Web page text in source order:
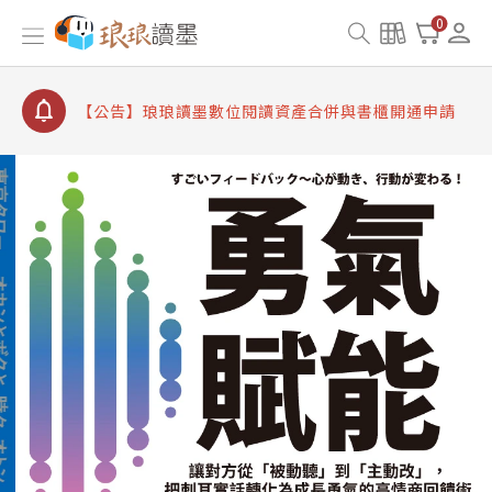
0
【公告】因 Readmoo 讀墨系統維護中，本站同步暫
停部分閱讀服務
【公告】琅琅讀墨數位閱讀資產合併與書櫃開通申請
【公告】琅琅讀墨書櫃開通常見問題
【公告】琅琅書店服務升級重要說明及資產合併結果
查詢
【公告】因 Readmoo 讀墨系統維護中，本站同步暫
停部分閱讀服務